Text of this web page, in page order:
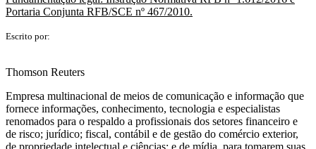
Portaria Conjunta RFB/SCE nº 467/2010.
Escrito por:
Thomson Reuters
Empresa multinacional de meios de comunicação e informação que
fornece informações, conhecimento, tecnologia e especialistas
renomados para o respaldo a profissionais dos setores financeiro e
de risco; jurídico; fiscal, contábil e de gestão do comércio exterior,
de propriedade intelectual e ciências; e de mídia, para tomarem suas